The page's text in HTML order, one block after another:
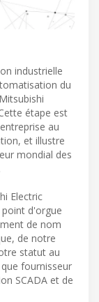
industrielle
du
étape est
au
et illustre
mondial des
Electric
point d'orgue
de nom
de notre
statut au
fournisseur
SCADA et de